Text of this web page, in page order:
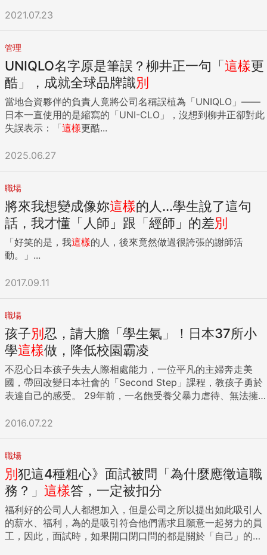
有所變化，無論是環保、科技、能源、電商、自動化，都為展
開下一階段的成長做準備。因此，可以期待以下企業的前景，
如：台泥、大成、元太、和潤、永豐餘、裕隆、台達電、雄
獅、統一超、台積電等。 隨著疫後展開新生活，使用金錢的觀
念也將有所改變。應該準備好疫情過後的新生活，工作、學
業、投資、創業、消費都是一樣的。 ChatGPT帶動AI概念股，
投資人該跟進嗎？ 關於近期爆紅的ChatGPT，我認為雖然是
重要的科技革新，但除了美國輝達NVIDIA、微軟、台積電，或
是IC設計公司是直接受惠者，其餘的概念股說能受益，我覺得
有些牽強。 回顧先前虛擬實境、元宇宙的一窩峰熱潮，都證實
投資熱況與現實脫節。新科技應用的商用化，都需要很長時間
消化。所以我客觀認為，不宜太過冒進，冷靜思考比較實在。
AI發展與應用是現在進行式，但只有頂尖企業才有能力爭食這
塊餅，我認為一般公司有難度。投資人如果真想參與熱潮，不
妨選擇ETF、或是類似的概念基金進場，會比較妥當。 責任編
輯：陳瑋鴻核稿編輯：倪旻勤 ...
2021.07.23
管理
UNIQLO名字原是筆誤？柳井正一句「這樣更
酷」，成就全球品牌識別
當地合資夥伴的負責人竟將公司名稱誤植為「UNIQLO」——
日本一直使用的是縮寫的「UNI-CLO」，沒想到柳井正卻對此
失誤表示：「這樣更酷...
2025.06.27
職場
將來我想變成像妳這樣的人...學生說了這句
話，我才懂「人師」跟「經師」的差別
「好笑的是，我這樣的人，後來竟然做過很誇張的謝師活
動。」...
2017.09.11
職場
孩子別忍，請大膽「學生氣」！日本37所小
學這樣做，降低校園霸凌
不忍心日本孩子失去人際相處能力，一位平凡的主婦奔走美
國，帶回改變日本社會的「Second Step」課程，教孩子勇於
表達自己的感受。 29年前，一名飽受養父暴力虐待、無法擁
生下來。」這句話，令曾擔任高中輔導顧問23年之久，見過大
處能力的孩子，究竟該如何引導？」不斷尋找答案的渡邊紀久
子，20年前利用丈夫渡邊俊一美國出差的機會，一口氣參訪了
13間美國學校，最後一天行程遇上了「Second Step」。 她見
到課堂上學生踴躍對話，用角色扮演互相理解，下課時學生主
動關心腳上裹著石膏的老師。「才一年級的小孩，就能如此自
然的擁有同理心。」驚訝的渡邊紀久子，從此便以一名主婦素
人的身分，奔走美日之間，終於在15年前，催生了非營利組織
2016.07.22
職場
別犯這4種粗心》面試被問「為什麼應徵這職
務？」 這樣答，一定被扣分
福利好的公司人人都想加入，但是公司之所以提出如此吸引人
的薪水、福利，為的是吸引符合他們需求且願意一起努力的員
工，因此，面試時，如果開口閉口問的都是關於「自己」的好